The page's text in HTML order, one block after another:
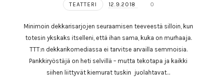
TEATTERI 12.9.2018 0
Minimoin dekkarisarjojen seuraamisen teeveestä silloin, kun
totesin ykskaks itselleni, että ihan sama, kuka on murhaaja.
TTT:n dekkarikomediassa ei tarvitse arvailla semmoisia.
Pankkiryöstäjä on heti selvillä – mutta tekotapa ja kaikki
siihen liittyvät kiemurat tuskin juolahtavat…